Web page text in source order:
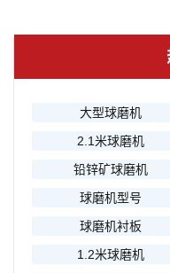
大型球磨机
2.1米球磨机
铅锌矿球磨机
球磨机型号
球磨机衬板
1.2米球磨机